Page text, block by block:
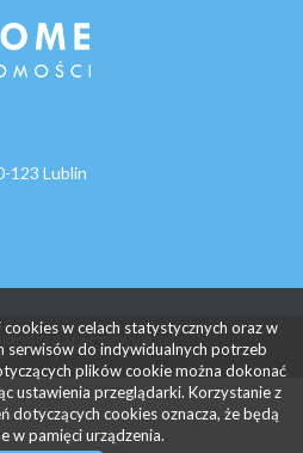
123 Lublin
GALACTICA VIRGO
w celach statystycznych oraz w
serwisów do indywidualnych potrzeb
plików cookie można dokonać
ustawienia przeglądarki. Korzystanie z
dotyczących cookies oznacza, że będą
w pamięci urządzenia.